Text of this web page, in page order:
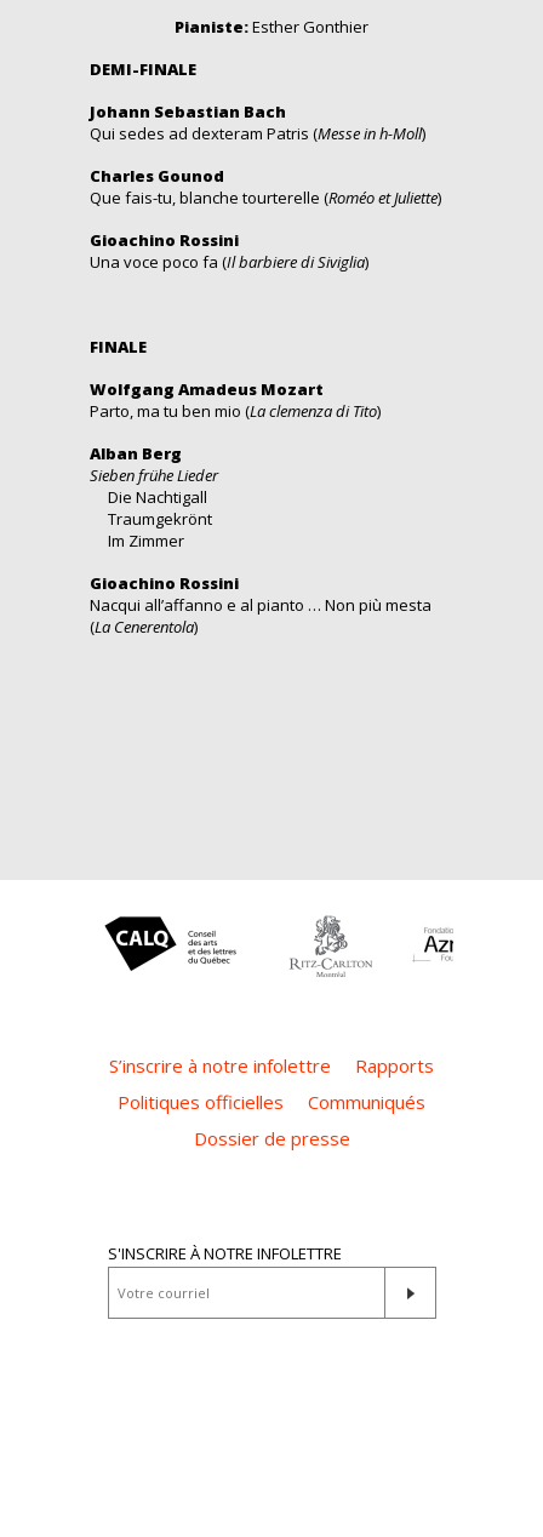
Pianiste:Esther Gonthier
DEMI-FINALE
Johann Sebastian Bach
Qui sedes ad dexteram Patris (Messe in h-Moll)
Charles Gounod
Que fais-tu, blanche tourterelle (Roméo et Juliette)
Gioachino Rossini
Una voce poco fa (Il barbiere di Siviglia)
FINALE
Wolfgang Amadeus Mozart
Parto, ma tu ben mio (La clemenza di Tito)
Alban Berg
Sieben frühe Lieder
Die Nachtigall
Traumgekrönt
Im Zimmer
Gioachino Rossini
Nacqui all’affanno e al pianto … Non più mesta
(La Cenerentola)
S’inscrire à notre infolettre
Rapports
Politiques officielles
Communiqués
Dossier de presse
S'INSCRIRE À NOTRE INFOLETTRE